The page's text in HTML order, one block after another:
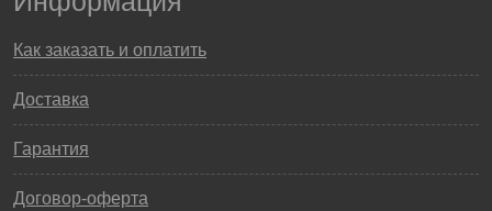
Как заказать и оплатить
Доставка
Гарантия
Договор-оферта